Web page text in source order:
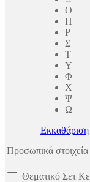
Ο
Π
Ρ
Σ
Τ
Υ
Φ
Χ
Ψ
Ω
Εκκαθάριση
Προσωπικά
Θεματικό Σετ